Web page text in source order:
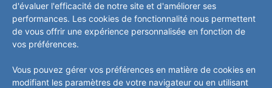
d'évaluer l'efficacité de notre site et d'améliorer ses
performances. Les cookies de fonctionnalité nous permettent
de vous offrir une expérience personnalisée en fonction de
vos préférences.
Vous pouvez gérer vos préférences en matière de cookies en
modifiant les paramètres de votre navigateur ou en utilisant